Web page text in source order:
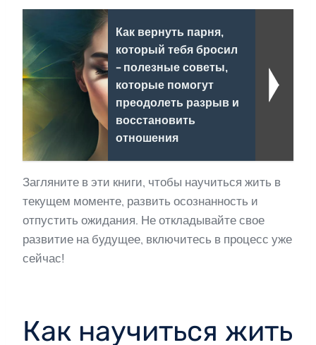
Как вернуть парня,
который тебя бросил
- полезные советы,
которые помогут
преодолеть разрыв и
восстановить
отношения
Загляните в эти книги, чтобы научиться жить в
текущем моменте, развить осознанность и
отпустить ожидания. Не откладывайте свое
развитие на будущее, включитесь в процесс уже
сейчас!
Как научиться жить